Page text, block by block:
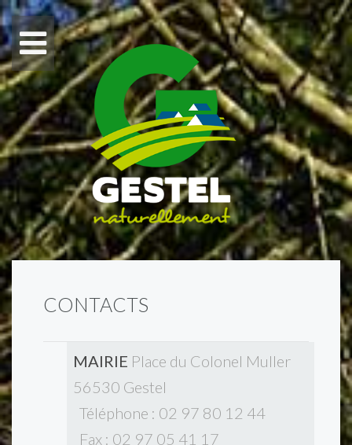
CONTACTS
MAIRIE Place du Colonel Muller
56530 Gestel
Téléphone : 02 97 80 12 44
Fax : 02 97 05 41 17